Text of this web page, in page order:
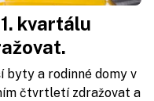
kvartálu
byty a rodinné domy v
čtvrtletí zdražovat a